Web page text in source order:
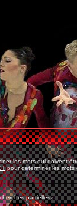
les mots qui doivent
pour déterminer les mots
partielles